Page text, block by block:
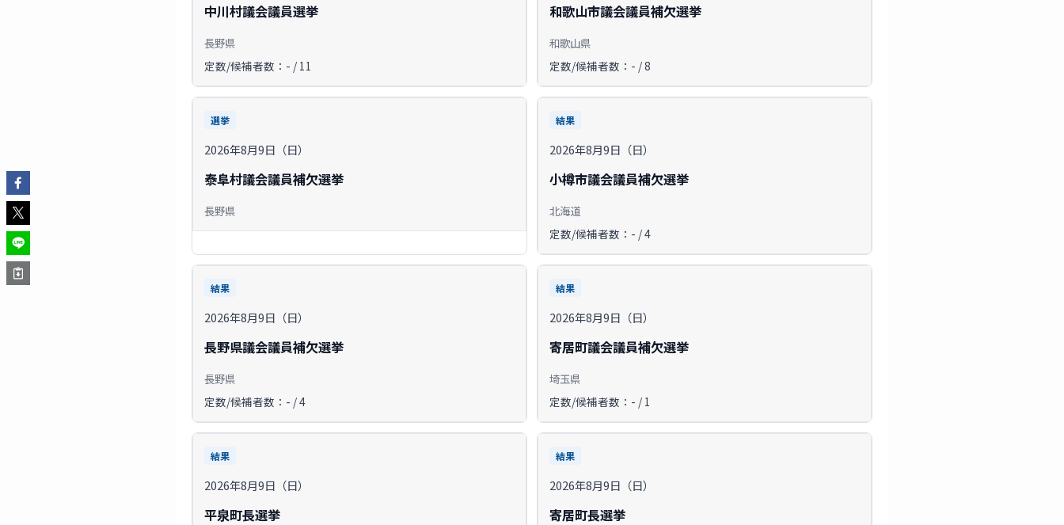
中川村議会議員選挙
長野県
定数/候補者数：- / 11
和歌山市議会議員補欠選挙
和歌山県
定数/候補者数：- / 8
選挙
2026年8月9日（日）
泰阜村議会議員補欠選挙
長野県
結果
2026年8月9日（日）
小樽市議会議員補欠選挙
北海道
定数/候補者数：- / 4
結果
2026年8月9日（日）
長野県議会議員補欠選挙
長野県
定数/候補者数：- / 4
結果
2026年8月9日（日）
寄居町議会議員補欠選挙
埼玉県
定数/候補者数：- / 1
結果
2026年8月9日（日）
平泉町長選挙
結果
2026年8月9日（日）
寄居町長選挙